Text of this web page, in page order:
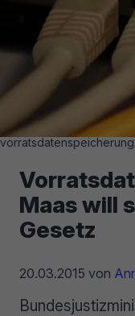
Maas will
Gesetz
20.03.2015 von